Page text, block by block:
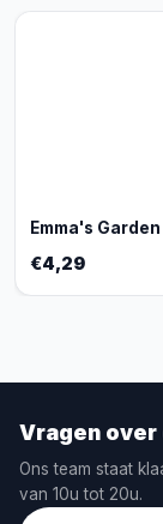
Emma's
€4,29
Vragen
Ons team staat
van 10u tot 20u.